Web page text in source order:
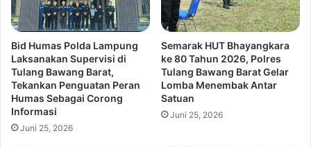
Bid Humas Polda Lampung
Laksanakan Supervisi di
Tulang Bawang Barat,
Tekankan Penguatan Peran
Humas Sebagai Corong
Informasi
Juni 25, 2026
Semarak HUT Bhayangkara
ke 80 Tahun 2026, Polres
Tulang Bawang Barat Gelar
Lomba Menembak Antar
Satuan
Juni 25, 2026